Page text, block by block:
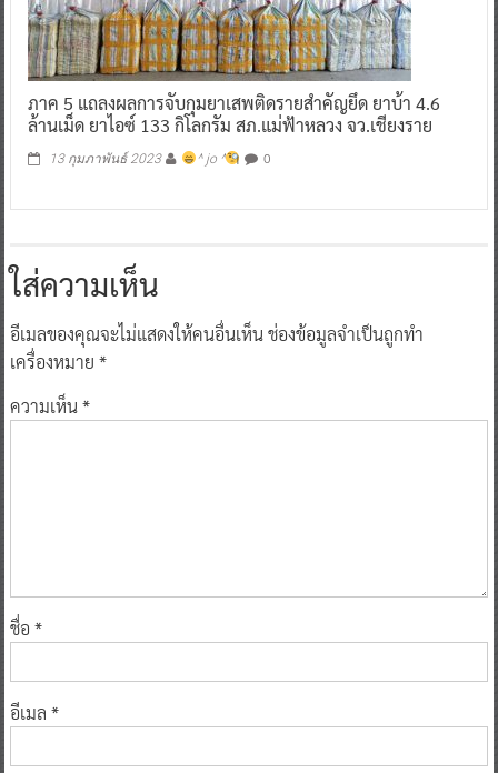
ภาค 5 แถลงผลการจับกุมยาเสพติดรายสำคัญยึด ยาบ้า 4.6
ล้านเม็ด ยาไอซ์ 133 กิโลกรัม สภ.แม่ฟ้าหลวง จว.เชียงราย
13 กุมภาพันธ์ 2023 ^ jo ^ 0
ใส่ความเห็น
อีเมลของคุณจะไม่แสดงให้คนอื่นเห็นช่องข้อมูลจำเป็นถูกทำ
เครื่องหมาย *
ความเห็น*
ชื่อ *
อีเมล *